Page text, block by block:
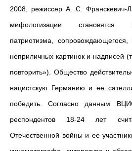
2008, режиссер А. С. Франскевич-
мифологизации становятся
патриотизма,
неприличных картинок и надписей
повторить»). Общество
нацистскую Германию и ее
победить. Согласно данным
респондентов 18-24 лет
Отечественной войны и ее